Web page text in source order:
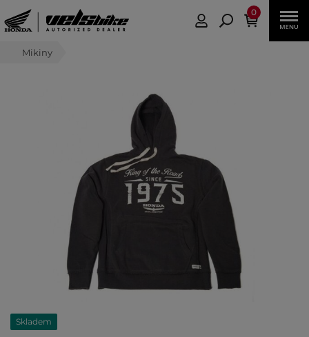
0
Mikiny
Skladem